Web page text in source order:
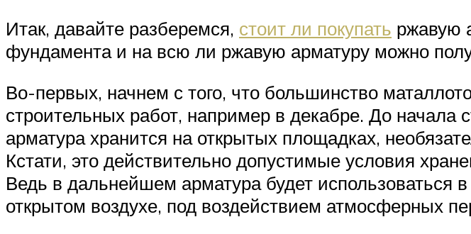
Итак, давайте разберемся, стоит ли покупать ржавую
фундамента и на всю ли ржавую арматуру можно
Во-первых, начнем с того, что большинство
строительных работ, например в декабре. До начала
арматура хранится на открытых площадках,
Кстати, это действительно допустимые условия
Ведь в дальнейшем арматура будет использоваться
открытом воздухе, под воздействием атмосферных